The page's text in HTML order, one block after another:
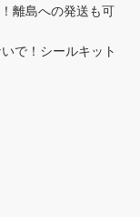
離島への発送も可
で！シールキット